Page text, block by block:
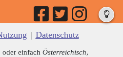
| Datenschutz
oder einfach Österreichisch,